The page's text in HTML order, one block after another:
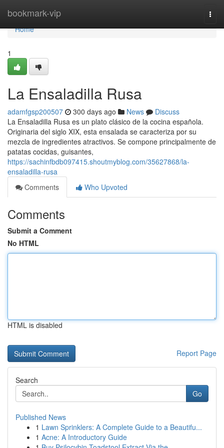
bookmark-vip
Home
Home
1
La Ensaladilla Rusa
adamfgsp200507 300 days ago News
Discuss
La Ensaladilla Rusa es un plato clásico de la cocina española.
Originaria del siglo XIX, esta ensalada se caracteriza por su
mezcla de ingredientes atractivos. Se compone principalmente de
patatas cocidas, guisantes,
https://sachinfbdb097415.shoutmyblog.com/35627868/la-
ensaladilla-rusa
Comments
Who Upvoted
Comments
Submit a Comment
No HTML
HTML is disabled
Report Page
Search
Go
Published News
1 Lawn Sprinklers: A Complete Guide to a Beautifu...
1 Acne: A Introductory Guide